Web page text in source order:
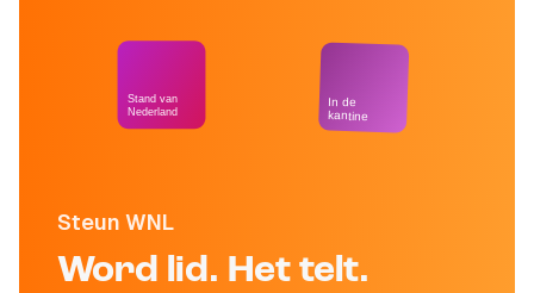
Steun WNL
Word lid. Het telt.
Stand van
Nederland
In de
kantine